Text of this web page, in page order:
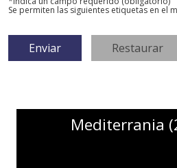
Se permiten las siguientes etiquetas en el
Mediterrania